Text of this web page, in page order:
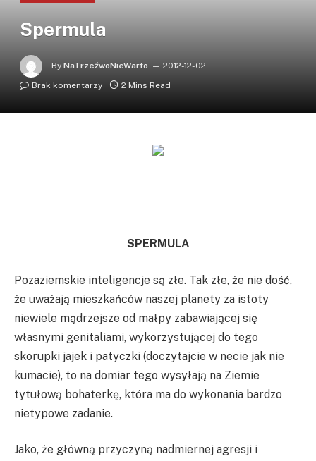
Spermula
By NaTrzeźwoNieWarto
2012-12-02
Brak komentarzy
2 Mins Read
SPERMULA
Pozaziemskie inteligencje są złe. Tak złe, że nie dość,
że uważają mieszkańców naszej planety za istoty
niewiele mądrzejsze od małpy zabawiającej się
własnymi genitaliami, wykorzystującej do tego
skorupki jajek i patyczki (doczytajcie w necie jak nie
kumacie), to na domiar tego wysyłają na Ziemie
tytułową bohaterkę, która ma do wykonania bardzo
nietypowe zadanie.
Jako, że główną przyczyną nadmiernej agresji i